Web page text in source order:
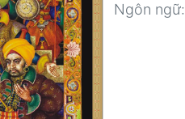
Ngôn ngữ: